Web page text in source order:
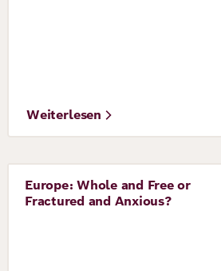
Weiterlesen
Perspective
Europe: Whole and Free or
Fractured and Anxious?